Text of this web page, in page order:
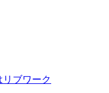
ブワーク